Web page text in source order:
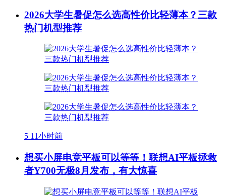
2026大学生暑促怎么选高性价比轻薄本？三款
热门机型推荐
5 11小时前
想买小屏电竞平板可以等等！联想AI平板拯救
者Y700无极8月发布，有大惊喜